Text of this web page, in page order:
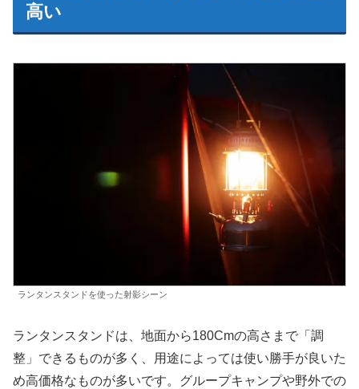
高い
ランタンスタンドを使った射影シーン
ランタンスタンドは、地面から180Cmの高さまで「調
整」できるものが多く、用途によっては使い勝手が良いた
め高価格なものが多いです。グループキャンプや野外での